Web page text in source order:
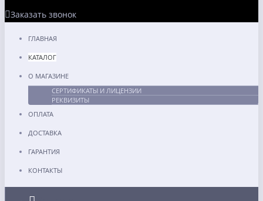
Заказать звонок
ГЛАВНАЯ
КАТАЛОГ
О МАГАЗИНЕ
СЕРТИФИКАТЫ И ЛИЦЕНЗИИ
РЕКВИЗИТЫ
ОПЛАТА
ДОСТАВКА
ГАРАНТИЯ
КОНТАКТЫ